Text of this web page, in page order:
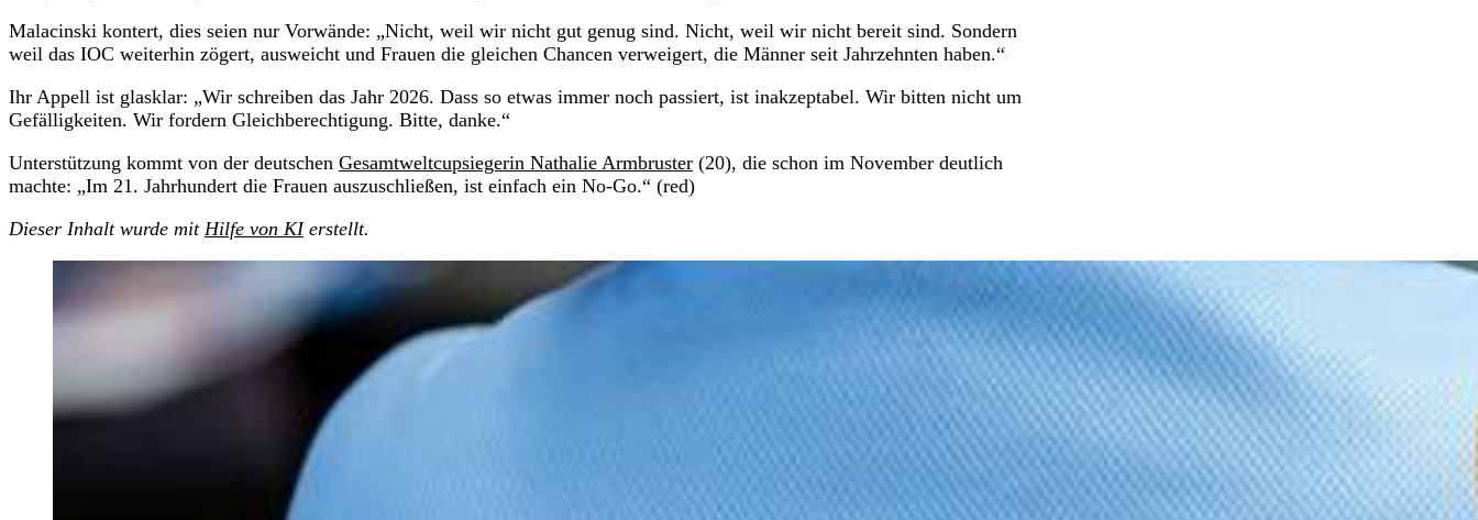
Malacinski kontert, dies seien nur Vorwände: „Nicht, weil wir nicht gut genug sind. Nicht, weil wir nicht bereit sind. Sondern
weil das IOC weiterhin zögert, ausweicht und Frauen die gleichen Chancen verweigert, die Männer seit Jahrzehnten haben.“
Ihr Appell ist glasklar: „Wir schreiben das Jahr 2026. Dass so etwas immer noch passiert, ist inakzeptabel. Wir bitten nicht um
Gefälligkeiten. Wir fordern Gleichberechtigung. Bitte, danke.“
Unterstützung kommt von der deutschen Gesamtweltcupsiegerin Nathalie Armbruster (20), die schon im November deutlich
machte: „Im 21. Jahrhundert die Frauen auszuschließen, ist einfach ein No-Go.“ (red)
Dieser Inhalt wurde mit Hilfe von KIerstellt.